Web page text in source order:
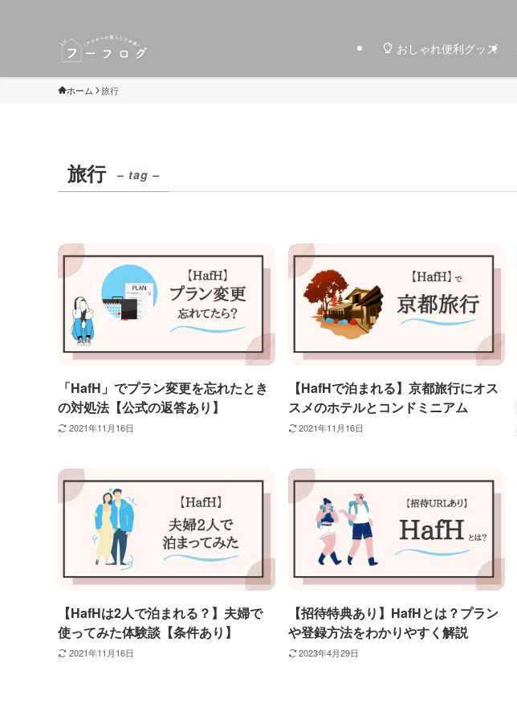
おしゃれ便利グッズ
ホーム 旅行
旅行 – tag –
「HafH」でプラン変更を忘れたとき
の対処法【公式の返答あり】
2021年11月16日
【HafHで泊まれる】京都旅行にオス
スメのホテルとコンドミニアム
2021年11月16日
【HafHは2人で泊まれる？】夫婦で
使ってみた体験談【条件あり】
2021年11月16日
【招待特典あり】HafHとは？プラン
や登録方法をわかりやすく解説
2023年4月29日